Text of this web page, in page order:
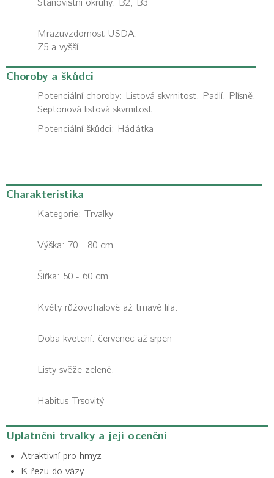
Stanovištní okruhy: B2, B3
Mrazuvzdornost USDA:
Z5 a vyšší
Choroby a škůdci
Potenciální choroby: Listová skvrnitost, Padlí, Plísně,
Septoriová listová skvrnitost
Potenciální škůdci: Háďátka
Charakteristika
Kategorie: Trvalky
Výška: 70 - 80 cm
Šířka: 50 - 60 cm
Květy růžovofialové až tmavě lila.
Doba kvetení: červenec až srpen
Listy svěže zelené.
Habitus Trsovitý
Uplatnění trvalky a její ocenění
Atraktivní pro hmyz
K řezu do vázy